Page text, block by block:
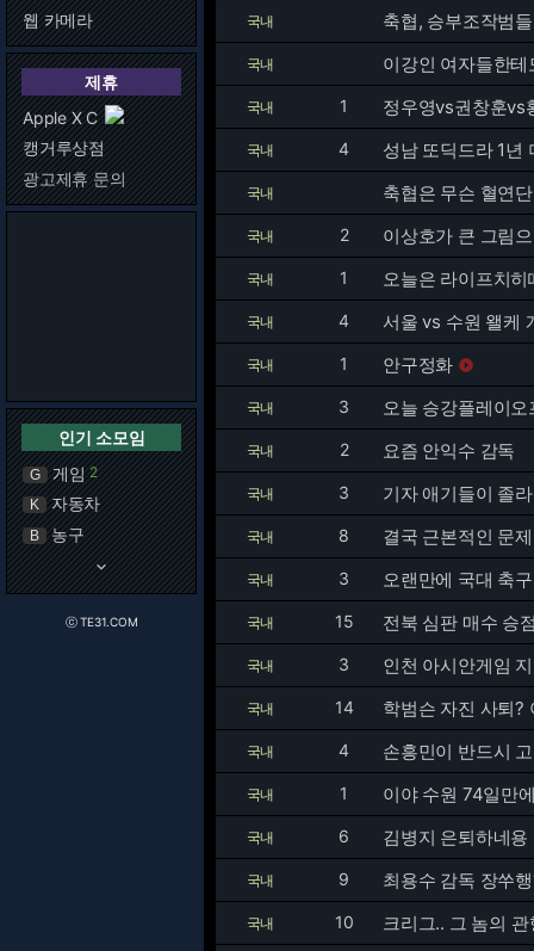
웹 카메라
제휴
Apple X C
캥거루상점
광고제휴 문의
인기 소모임
G 게임 2
K 자동차
B 농구
keyboard_arrow_down
ⓒ TE31.COM
국내 축협, 승부조작범
국내 이강인 여자들한
국내 1 정우영vs권창훈vs
국내 4 성남 또딕드라 1년
국내 축협은 무슨 혈연
국내 2 이상호가 큰 그림
국내 1 오늘은 라이프치
국내 4 서울 vs 수원 왤케
국내 1 안구정화 
국내 3 오늘 승강플레이오
국내 2 요즘 안익수 감독
국내 3 기자 애기들이 졸
국내 8 결국 근본적인 문
국내 3 오랜만에 국대 축
국내 15 전북 심판 매수 승
국내 3 인천 아시안게임
국내 14 학범슨 자진 사퇴?
국내 4 손흥민이 반드시
국내 1 이야 수원 74일만
국내 6 김병지 은퇴하네용
국내 9 최용수 감독 장쑤
국내 10 크리그.. 그 놈의 관